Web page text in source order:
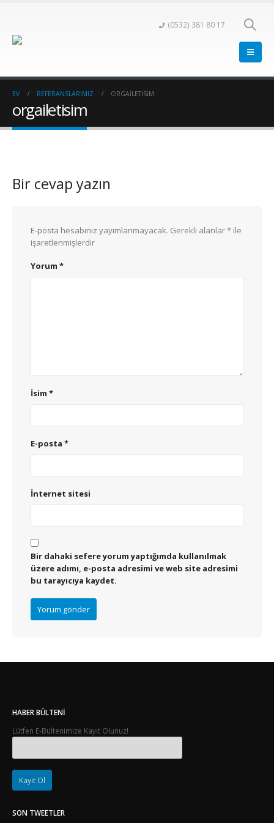
(0532) 381 80 17
EV REFERANSLARIMIZ ORGAILETISIM
orgailetisim
Bir cevap yazın
E-posta hesabınız yayımlanmayacak. Gerekli alanlar* ile
işaretlenmişlerdir
Yorum *
İsim *
E-posta *
İnternet sitesi
Bir dahaki sefere yorum yaptığımda kullanılmak
üzere adımı, e-posta adresimi ve web site adresimi
bu tarayıcıya kaydet.
HABER BÜLTENI
Lütfen E-Bültenimize Kayıt Olunuz!
SON TWEETLER